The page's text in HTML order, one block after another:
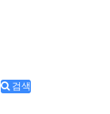
검색